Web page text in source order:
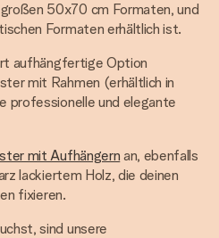
50x70 cm Formaten, und
Formaten erhältlich ist.
aufhängfertige Option
mit Rahmen (erhältlich in
professionelle und elegante
mit Aufhängern an, ebenfalls
lackiertem Holz, die deinen
fixieren.
sind unsere